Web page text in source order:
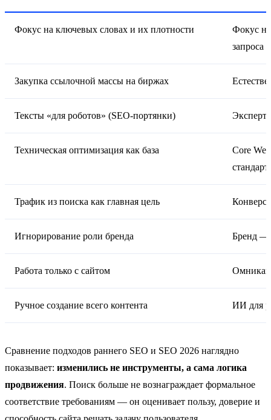
Фокус на ключевых словах и их плотности
Фокус на
запроса
Закупка ссылочной массы на биржах
Тексты «для роботов» (SEO-портянки)
Техническая оптимизация как база
Core
стандарт
Трафик из поиска как главная цель
Игнорирование роли бренда Бренд —
Работа только с сайтом
Ручное создание всего контента ИИ для
Сравнение подходов раннего SEO и SEO 2026 наглядно
показывает: изменились не инструменты, а сама логика
продвижения. Поиск больше не вознаграждает формальное
соответствие требованиям — он оценивает пользу, доверие и